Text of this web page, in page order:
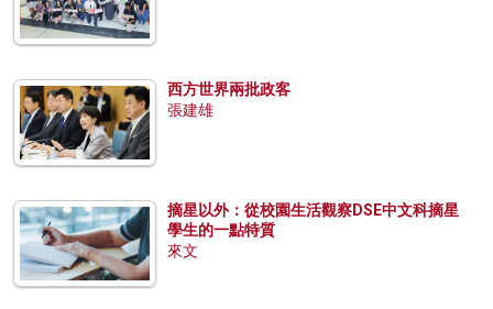
西方世界兩批政客
張建雄
摘星以外：從校園生活觀察DSE中文科摘星
學生的一點特質
來文